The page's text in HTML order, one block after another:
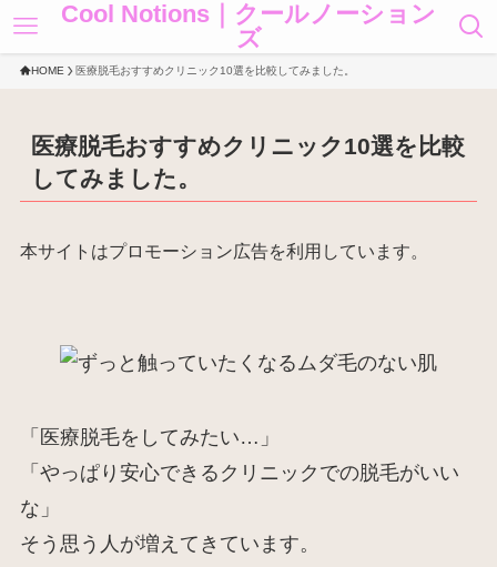
Cool Notions｜クールノーション
ズ
HOME 医療脱毛おすすめクリニック10選を比較してみました。
医療脱毛おすすめクリニック10選を比較
してみました。
本サイトはプロモーション広告を利用しています。
「医療脱毛をしてみたい…」
「やっぱり安心できるクリニックでの脱毛がいい
な」
そう思う人が増えてきています。